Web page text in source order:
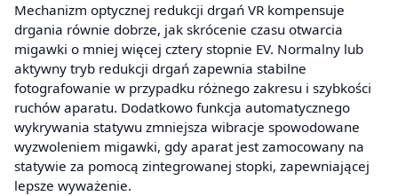
Mechanizm optycznej redukcji drgań VR kompensuje
drgania równie dobrze, jak skrócenie czasu otwarcia
migawki o mniej więcej cztery stopnie EV. Normalny lub
aktywny tryb redukcji drgań zapewnia stabilne
fotografowanie w przypadku różnego zakresu i szybkości
ruchów aparatu. Dodatkowo funkcja automatycznego
wykrywania statywu zmniejsza wibracje spowodowane
wyzwoleniem migawki, gdy aparat jest zamocowany na
statywie za pomocą zintegrowanej stopki, zapewniającej
lepsze wyważenie.